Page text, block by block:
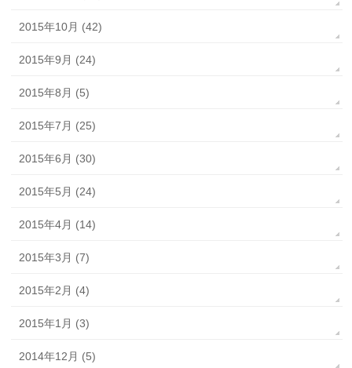
2015年10月 (42)
2015年9月 (24)
2015年8月 (5)
2015年7月 (25)
2015年6月 (30)
2015年5月 (24)
2015年4月 (14)
2015年3月 (7)
2015年2月 (4)
2015年1月 (3)
2014年12月 (5)